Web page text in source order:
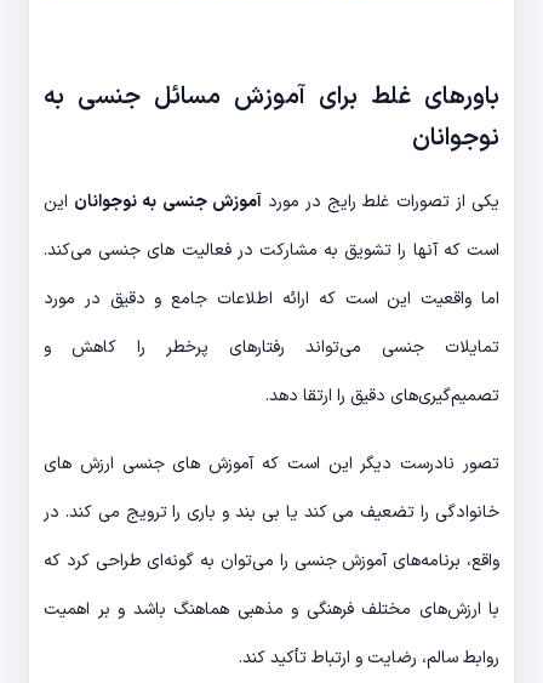
باورهای غلط برای آموزش مسائل جنسی به
نوجوانان
یکی از تصورات غلط رایج در موردآموزش جنسی به نوجوانان این
است که آنها را تشویق به مشارکت در فعالیت های جنسی می‌کند.
اما واقعیت این است که ارائه اطلاعات جامع و دقیق در مورد
تمایلات جنسی می‌تواند رفتارهای پرخطر را کاهش و
تصمیم‌گیری‌های دقیق را ارتقا دهد.
تصور نادرست دیگر این است که آموزش های جنسی ارزش های
خانوادگی را تضعیف می کند یا بی بند و باری را ترویج می کند. در
واقع، برنامه‌های آموزش جنسی را می‌توان به گونه‌ای طراحی کرد که
با ارزش‌های مختلف فرهنگی و مذهبی هماهنگ باشد و بر اهمیت
روابط سالم، رضایت و ارتباط تأکید کند.